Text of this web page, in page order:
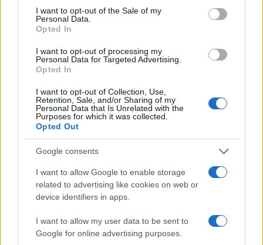
consent section.
I want to opt-out of the Sale of my
Personal Data.
Opted In
I want to opt-out of processing my
Personal Data for Targeted Advertising.
Opted In
I want to opt-out of Collection, Use,
Retention, Sale, and/or Sharing of my
Personal Data that Is Unrelated with the
Purposes for which it was collected.
Opted Out
Google consents
I want to allow Google to enable storage
related to advertising like cookies on web or
device identifiers in apps.
I want to allow my user data to be sent to
Google for online advertising purposes.
KONCERT PAPP LÁSZLÓ BUDAPEST SPORTARÉNA
ROAD ZENEKAR
EZ IS ÉRDEKELHETI